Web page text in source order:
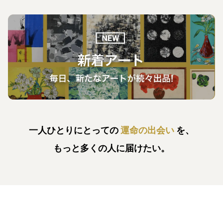
一人ひとりにとっての運命の出会い を、
もっと多くの人に届けたい。